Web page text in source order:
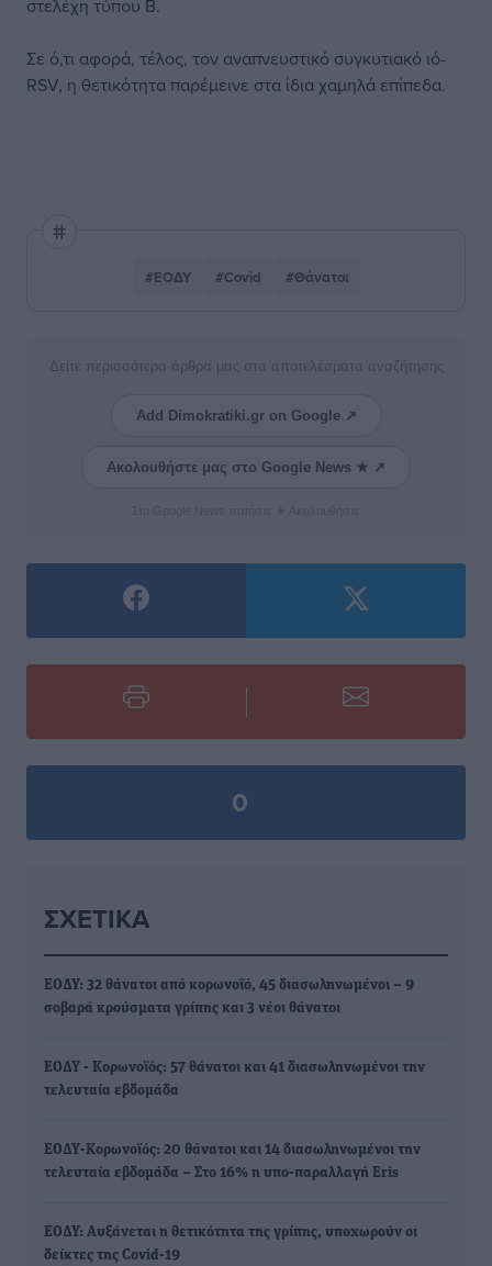
στελέχη τύπου Β.
Σε ό,τι αφορά, τέλος, τον αναπνευστικό συγκυτιακό ιό-
RSV, η θετικότητα παρέμεινε στα ίδια χαμηλά επίπεδα.
#ΕΟΔΥ #Covid #Θάνατοι
Δείτε περισσότερα άρθρα μας στα αποτελέσματα αναζήτησης
Add Dimokratiki.gr on Google ↗
Ακολουθήστε μας στο Google News ★ ↗
0
ΣΧΕΤΙΚΆ
ΕΟΔΥ: 32 θάνατοι από κορωνοϊό, 45 διασωληνωμένοι – 9
σοβαρά κρούσματα γρίπης και 3 νέοι θάνατοι
ΕΟΔΥ - Κορωνοϊός: 57 θάνατοι και 41 διασωληνωμένοι την
τελευταία εβδομάδα
ΕΟΔΥ-Κορωνοϊός: 20 θάνατοι και 14 διασωληνωμένοι την
τελευταία εβδομάδα – Στο 16% η υπο-παραλλαγή Eris
ΕΟΔΥ: Αυξάνεται η θετικότητα της γρίπης, υποχωρούν οι
δείκτες της Covid-19